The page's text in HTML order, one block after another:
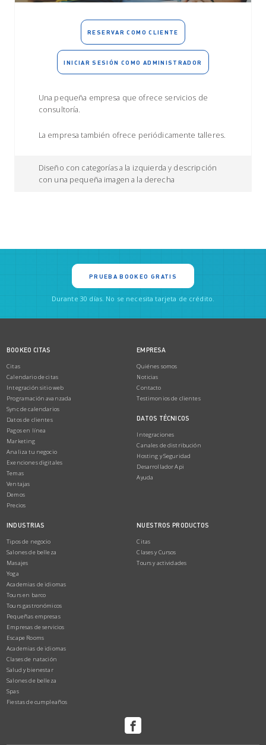
RESERVAR COMO CLIENTE
INICIAR SESIÓN COMO ADMINISTRADOR
Una pequeña empresa que ofrece servicios de
consultoría.
La empresa también ofrece periódicamente talleres.
Diseño con categorías a la izquierda y descripción
con una pequeña imagen a la derecha
PRUEBA BOOKEO GRATIS
Durante 30 días. No se necesita tarjeta de crédito.
BOOKEO CITAS
Citas
Calendario de citas
Integración sitio web
Programación avanzada
Sync de calendarios
Datos de clientes
Pagos en línea
Marketing
Analiza tu negocio
Exenciones digitales
Temas
Ventajas
Demos
Precios
EMPRESA
Quiénes somos
Noticias
Contacto
Testimonios de clientes
DATOS TÉCNICOS
Integraciones
Canales de distribución
Hosting y Seguridad
Desarrollador Api
Ayuda
INDUSTRIAS
Tipos de negocio
Salones de belleza
Masajes
Yoga
Academias de idiomas
Tours en barco
Tours gastronómicos
Pequeñas empresas
Empresas de servicios
Escape Rooms
Academias de idiomas
Clases de natación
Salud y bienestar
Salones de belleza
Spas
Fiestas de cumpleaños
NUESTROS PRODUCTOS
Citas
Clases y Cursos
Tours y actividades